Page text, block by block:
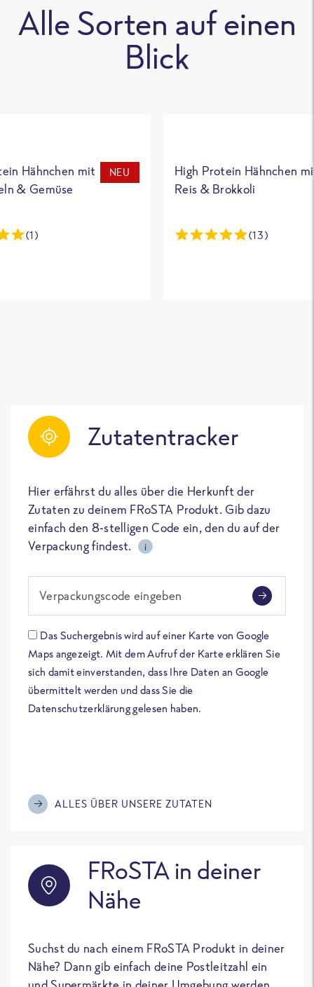
Alle Sorten auf einen
Blick
Hähnchen mit
& Gemüse
NEU
(1)
High Protein Hähnchen
Reis & Brokkoli
(13)
Zutatentracker
Hier erfährst du alles über die Herkunft der
Zutaten zu deinem FRoSTA Produkt. Gib dazu
einfach den 8-stelligen Code ein, den du auf der
Verpackung findest.
i
Verpackungscode eingeben
Das Suchergebnis wird auf einer Karte von Google
Maps angezeigt. Mit dem Aufruf der Karte erklären Sie
sich damit einverstanden, dass Ihre Daten an Google
übermittelt werden und dass Sie die
Datenschutzerklärung gelesen haben.
ALLES ÜBER UNSERE ZUTATEN
FRoSTA in deiner
Nähe
Suchst du nach einem FRoSTA Produkt in deiner
Nähe? Dann gib einfach deine Postleitzahl ein